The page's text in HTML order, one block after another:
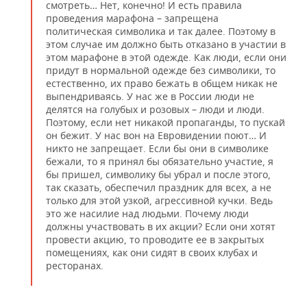
смотреть… Нет, конечно! И есть правила
проведения марафона – запрещена
политическая символика и так далее. Поэтому в
этом случае им должно быть отказано в участии в
этом марафоне в этой одежде. Как люди, если они
придут в нормальной одежде без символики, то
естественно, их право бежать в общем никак не
выпендриваясь. У нас же в России люди не
делятся на голубых и розовых – люди и люди.
Поэтому, если нет никакой пропаганды, то пускай
он бежит. У нас вон на Евровидении поют… И
никто не запрещает. Если бы они в символике
бежали, то я принял бы обязательно участие, я
бы пришел, символику бы убрал и после этого,
так сказать, обеспечил праздник для всех, а не
только для этой узкой, агрессивной кучки. Ведь
это же насилие над людьми. Почему люди
должны участвовать в их акции? Если они хотят
провести акцию, то проводите ее в закрытых
помещениях, как они сидят в своих клубах и
ресторанах.